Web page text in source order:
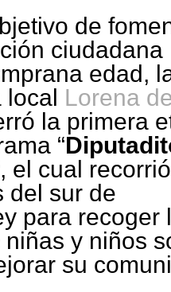
de
ciudadana
edad,
local Lorena
la primera
“
, el cual recorrió
del sur de
para recoger
niñas y niños
su